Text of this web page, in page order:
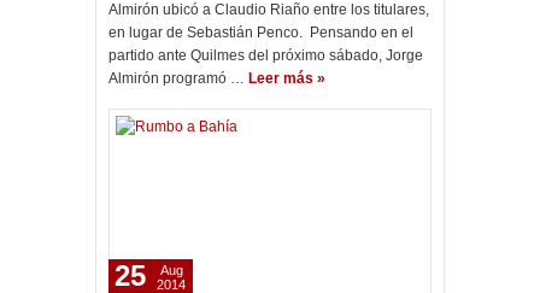
Almirón ubicó a Claudio Riaño entre los titulares,
en lugar de Sebastián Penco. Pensando en el
partido ante Quilmes del próximo sábado, Jorge
Almirón programó … Leer más »
25
Aug
2014